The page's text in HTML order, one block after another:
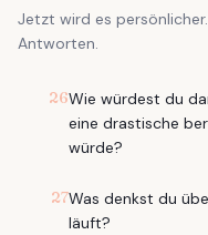
Jetzt wird es
Antworten.
26Wie würdest du
eine drastische
würde?
27Was denkst du
läuft?